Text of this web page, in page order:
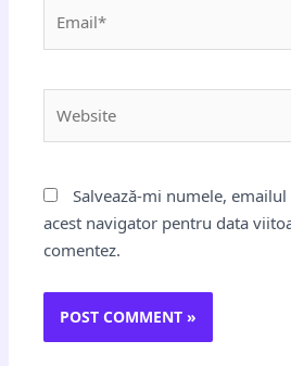
Salvează-mi numele,
acest navigator pentru data
comentez.